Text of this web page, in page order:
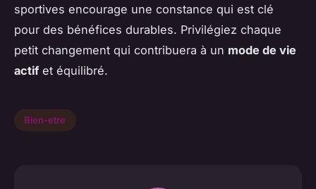
sportives encourage une constance qui est clé
pour des bénéfices durables. Privilégiez chaque
petit changement qui contribuera à un mode de vie
actifet équilibré.
Bien-etre